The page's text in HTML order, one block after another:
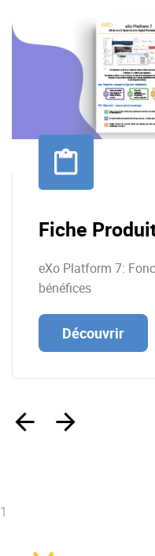
Fiche
eXo Platform 7:
bénéfices
Découvrir
1